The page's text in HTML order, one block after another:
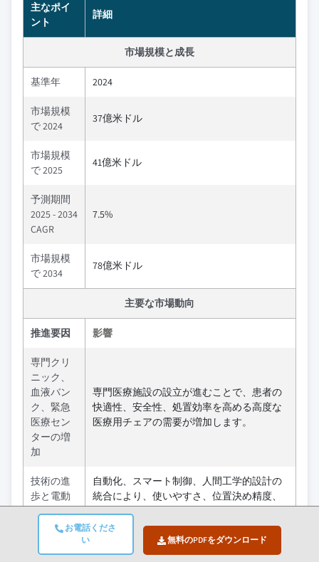
お電話くださ
い
無料のPDFをダウンロード
主なポイ
ント
詳細
市場規模と成長
基準年 2024
市場規模
で 2024
37億米ドル
市場規模
で 2025
41億米ドル
予測期間
2025 - 2034
CAGR
7.5%
市場規模
で 2034
78億米ドル
主要な市場動向
推進要因 影響
専門クリ
ニック、
血液バン
ク、緊急
医療セン
ターの増
加
専門医療施設の設立が進むことで、患者の
快適性、安全性、処置効率を高める高度な
医療用チェアの需要が増加します。
技術の進
歩と電動
チェアの
自動化、スマート制御、人間工学的設計の
統合により、使いやすさ、位置決め精度、
ワークフロー効率が向上し、臨床および診
断環境での採用が促進されます。
高齢者人